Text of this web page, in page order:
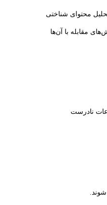
محتوای شناختی
مقابله با آن‌ها
نادرست
شوند.